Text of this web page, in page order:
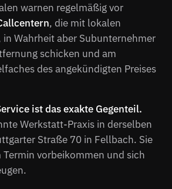
warnen regelmäßig vor
, die mit lokalen
in Wahrheit aber Subunternehmer
schicken und am
des angekündigten Preises
ist das exakte Gegenteil.
Werkstatt-Praxis in derselben
Straße 70 in Fellbach. Sie
Termin vorbeikommen und sich